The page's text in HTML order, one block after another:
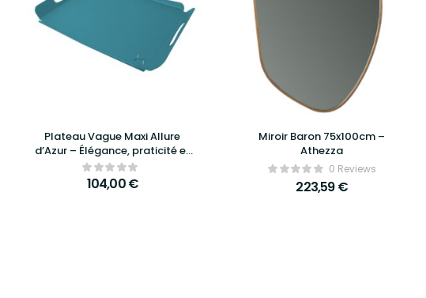
Plateau Vague Maxi Allure
d’Azur – Élégance, praticité et
design raffiné
104,00€
Miroir Baron 75x100cm –
Athezza
0 Reviews
223,59€